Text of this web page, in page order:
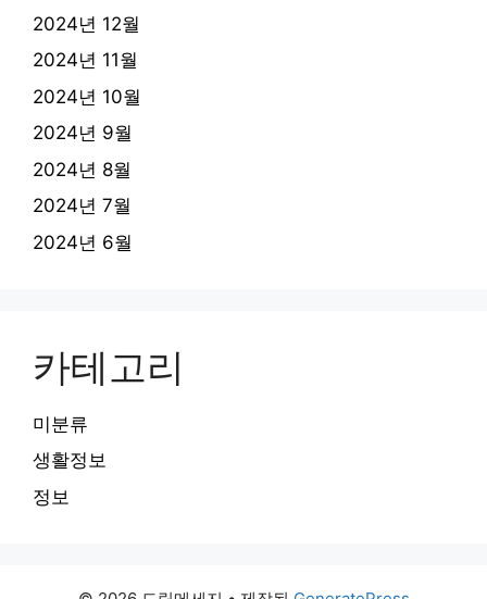
2024년 12월
2024년 11월
2024년 10월
2024년 9월
2024년 8월
2024년 7월
2024년 6월
카테고리
미분류
생활정보
정보